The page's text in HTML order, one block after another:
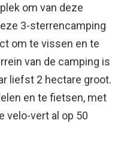
om van deze
3-sterrencamping
om te vissen en te
van de camping is
liefst 2 hectare groot.
en te fietsen, met
velo-vert al op 50